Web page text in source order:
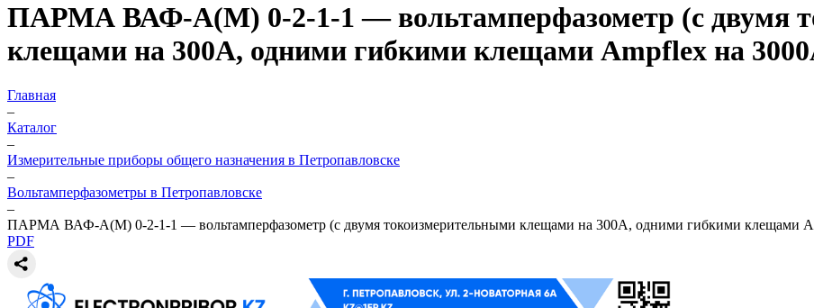
ПАРМА ВАФ-А(М) 0-2-1-1 — вольтамперфазометр (с двумя
клещами на 300А, одними гибкими клещами Ampflex на
Главная
–
Каталог
–
Измерительные приборы общего назначения в Петропавловске
–
Вольтамперфазометры в Петропавловске
–
ПАРМА ВАФ-А(М) 0-2-1-1 — вольтамперфазометр (с двумя токоизмерительными клещами на 300А, одними гибкими клещами
PDF